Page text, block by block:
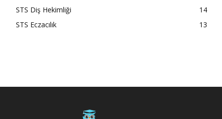
STS Diş Hekimliği
14
STS Eczacılık
13